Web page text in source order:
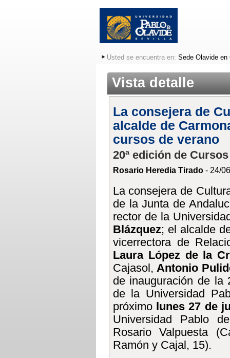
Usted se encuentra en: Sede Olavide en
Vista detalle
La consejera de
alcalde de
cursos de verano
20ª edición de
Rosario Heredia Tirado- 24/
La consejera de
de la Junta de
rector de la
Blázquez; el alcalde
vicerrectora de
Laura López de la
Cajasol, Antonio
de inauguración de la
de la Universidad
próximo lunes 27 de
Universidad Pablo
Rosario Valpuesta
Ramón y Cajal, 15).